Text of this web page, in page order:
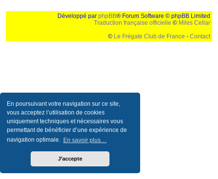
En poursuivant votre navigation sur ce site,
vous acceptez l’utilisation de cookies
uniquement techniques et nécessaires vous
permettant de bénéficier d’une expérience de
navigation optimale. En savoir plus…
J’accepte
Développé par phpBB® Forum Software © phpBB Limited
Traduction française officielle © Miles Cellar
© Le Frégate Club de France - Contact